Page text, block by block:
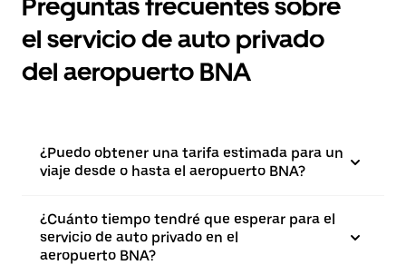
el servicio de auto privado
del aeropuerto BNA
¿Puedo obtener una tarifa estimada para un
viaje desde o hasta el aeropuerto BNA?
¿Cuánto tiempo tendré que esperar para el
servicio de auto privado en el
aeropuerto BNA?